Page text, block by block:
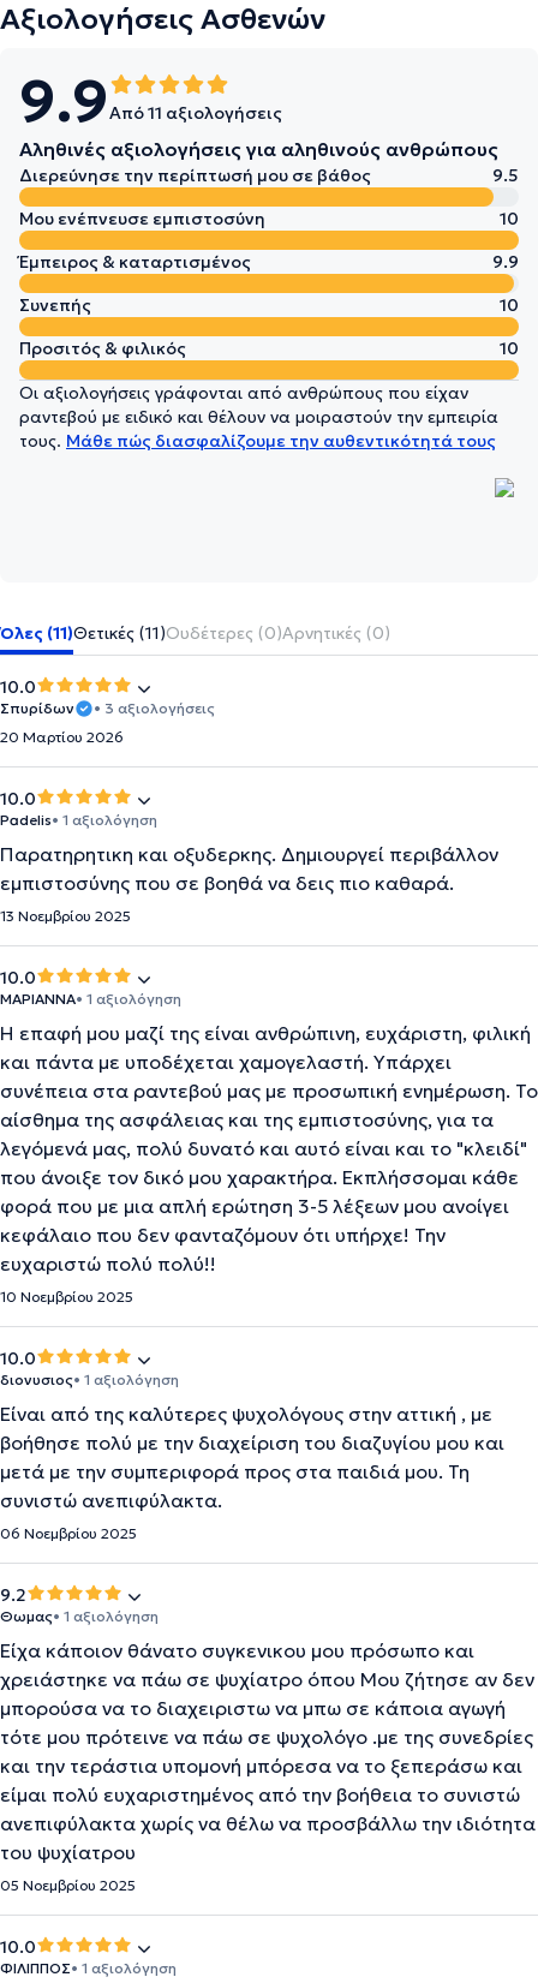
Αξιολογήσεις Ασθενών
9.9Από 11 αξιολογήσεις
Αληθινές αξιολογήσεις για αληθινούς ανθρώπους
Διερεύνησε την περίπτωσή μου σε βάθος
9.5
Μου ενέπνευσε εμπιστοσύνη
10
Έμπειρος & καταρτισμένος
9.9
Συνεπής
10
Προσιτός & φιλικός
10
Οι αξιολογήσεις γράφονται από ανθρώπους που είχαν
ραντεβού με ειδικό και θέλουν να μοιραστούν την εμπειρία
τους. Μάθε πώς διασφαλίζουμε την αυθεντικότητά τους
Όλες (11)Θετικές (11)Ουδέτερες (0)Αρνητικές (0)
10.0
Σπυρίδων
• 3 αξιολογήσεις
20 Μαρτίου 2026
10.0
Padelis• 1 αξιολόγηση
Παρατηρητικη και οξυδερκης. Δημιουργεί περιβάλλον
εμπιστοσύνης που σε βοηθά να δεις πιο καθαρά.
13 Νοεμβρίου 2025
10.0
ΜΑΡΙΑΝΝΑ• 1 αξιολόγηση
Η επαφή μου μαζί της είναι ανθρώπινη, ευχάριστη, φιλική
και πάντα με υποδέχεται χαμογελαστή. Υπάρχει
συνέπεια στα ραντεβού μας με προσωπική ενημέρωση. Το
αίσθημα της ασφάλειας και της εμπιστοσύνης, για τα
λεγόμενά μας, πολύ δυνατό και αυτό είναι και το "κλειδί"
που άνοιξε τον δικό μου χαρακτήρα. Εκπλήσσομαι κάθε
φορά που με μια απλή ερώτηση 3-5 λέξεων μου ανοίγει
κεφάλαιο που δεν φανταζόμουν ότι υπήρχε! Την
ευχαριστώ πολύ πολύ!!
10 Νοεμβρίου 2025
10.0
διονυσιος• 1 αξιολόγηση
Είναι από της καλύτερες ψυχολόγους στην αττική , με
βοήθησε πολύ με την διαχείριση του διαζυγίου μου και
μετά με την συμπεριφορά προς στα παιδιά μου. Τη
συνιστώ ανεπιφύλακτα.
06 Νοεμβρίου 2025
9.2
Θωμας• 1 αξιολόγηση
Είχα κάποιον θάνατο συγκενικου μου πρόσωπο και
χρειάστηκε να πάω σε ψυχίατρο όπου Μου ζήτησε αν δεν
μπορούσα να το διαχειριστω να μπω σε κάποια αγωγή
τότε μου πρότεινε να πάω σε ψυχολόγο .με της συνεδρίες
και την τεράστια υπομονή μπόρεσα να το ξεπεράσω και
είμαι πολύ ευχαριστημένος από την βοήθεια το συνιστώ
ανεπιφύλακτα χωρίς να θέλω να προσβάλλω την ιδιότητα
του ψυχίατρου
05 Νοεμβρίου 2025
10.0
ΦΙΛΙΠΠΟΣ• 1 αξιολόγηση